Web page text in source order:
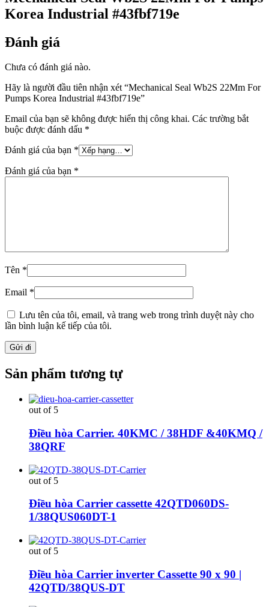
Korea Industrial #43fbf719e
Đánh giá
Chưa có đánh giá nào.
Hãy là người đầu tiên nhận xét “Mechanical Seal Wb2S 22Mm For
Pumps Korea Industrial #43fbf719e”
Email của bạn sẽ không được hiển thị công khai. Các trường bắt
buộc được đánh dấu *
Đánh giá của bạn *
Đánh giá của bạn *
Tên *
Email *
Lưu tên của tôi, email, và trang web trong trình duyệt này cho
lần bình luận kế tiếp của tôi.
Sản phẩm tương tự
out of 5
Điều hòa Carrier. 40KMC / 38HDF &40KMQ /
38QRF
out of 5
Điều hòa Carrier cassette 42QTD060DS-
1/38QUS060DT-1
out of 5
Điều hòa Carrier inverter Cassette 90 x 90 |
42QTD/38QUS-DT